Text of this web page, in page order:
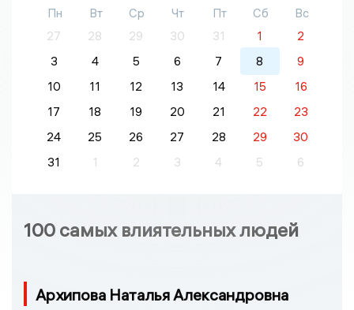
Пн Вт Ср Чт Пт Сб
Вс
27
28 29 30 31 1
2
3
4 5 6 7 8
9
10
11 12 13 14 15
16
17
18 19 20 21 22
23
24
25 26 27 28 29
30
31
1 2 3 4 5 6
100 самых влиятельных людей
Архипова Наталья Александровна